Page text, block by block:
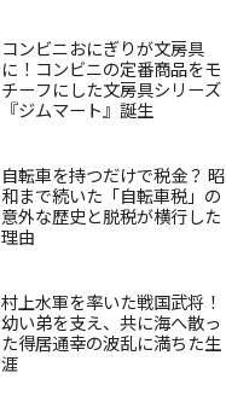
コンビニおにぎりが文房具
に！コンビニの定番商品をモ
チーフにした文房具シリーズ
『ジムマート』誕生
自転車を持つだけで税金？ 昭
和まで続いた「自転車税」の
意外な歴史と脱税が横行した
理由
村上水軍を率いた戦国武将！
幼い弟を支え、共に海へ散っ
た得居通幸の波乱に満ちた生
涯